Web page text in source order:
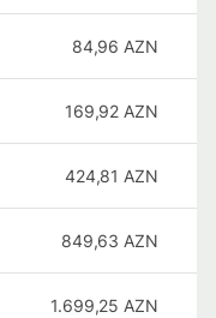
84,96 AZN
169,92 AZN
424,81 AZN
849,63 AZN
1.699,25 AZN